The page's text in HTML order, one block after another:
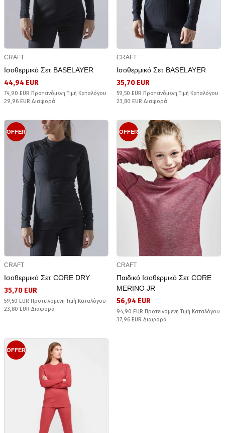
CRAFT
Ισοθερμικό Σετ BASELAYER
44,94 EUR
74,90 EUR Προτεινόμενη Τιμή Καταλόγου
29,96 EUR Διαφορά
CRAFT
Ισοθερμικό Σετ BASELAYER
35,70 EUR
59,50 EUR Προτεινόμενη Τιμή Καταλόγου
23,80 EUR Διαφορά
OFFER
CRAFT
Ισοθερμικό Σετ CORE DRY
35,70 EUR
59,50 EUR Προτεινόμενη Τιμή Καταλόγου
23,80 EUR Διαφορά
OFFER
CRAFT
Παιδικό Ισοθερμικό Σετ CORE
MERINO JR
56,94 EUR
94,90 EUR Προτεινόμενη Τιμή Καταλόγου
37,96 EUR Διαφορά
OFFER